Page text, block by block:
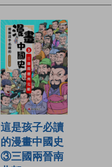
這是孩子必讀
的漫畫中國史
③三國兩晉南